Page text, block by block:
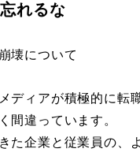
れるな
壊について
ディアが積極的に転
間違っています。
た企業と従業員の、